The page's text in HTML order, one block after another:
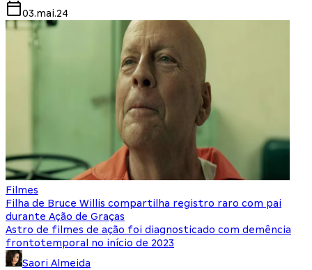
03.mai.24
Filmes
Filha de Bruce Willis compartilha registro raro com pai
durante Ação de Graças
Astro de filmes de ação foi diagnosticado com demência
frontotemporal no início de 2023
Saori Almeida